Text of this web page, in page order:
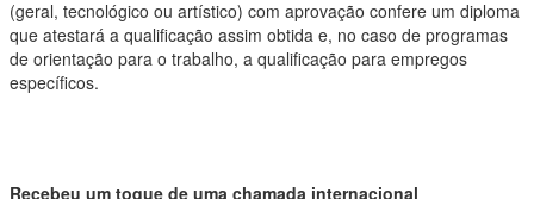
(geral, tecnológico ou artístico) com aprovação confere um diploma
que atestará a qualificação assim obtida e, no caso de programas
de orientação para o trabalho, a qualificação para empregos
específicos.
Recebeu um toque de uma chamada internacional